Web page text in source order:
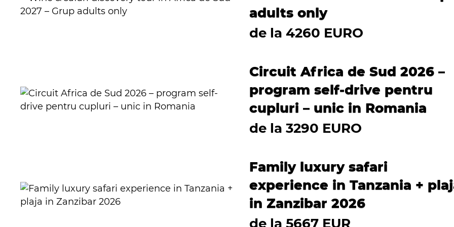
adults only
de la 4260 EURO
Circuit Africa de Sud 2026 –
program self-drive pentru
cupluri – unic in Romania
de la 3290 EURO
Family luxury safari
experience in Tanzania +
in Zanzibar 2026
de la 5667 EUR